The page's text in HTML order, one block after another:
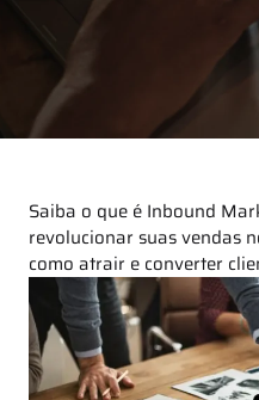
Saiba o que é Inbound
revolucionar suas vendas
como atrair e converter